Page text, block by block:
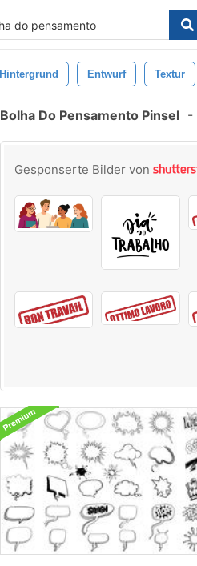
Hintergrund Entwurf Textur
Bolha Do Pensamento Pinsel -
Gesponserte Bilder von